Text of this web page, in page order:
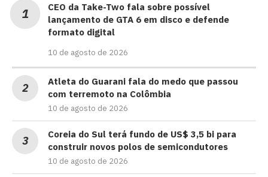
CEO da Take-Two fala sobre possível
lançamento de GTA 6 em disco e defende
formato digital
10 de agosto de 2026
Atleta do Guarani fala do medo que passou
com terremoto na Colômbia
10 de agosto de 2026
Coreia do Sul terá fundo de US$ 3,5 bi para
construir novos polos de semicondutores
10 de agosto de 2026